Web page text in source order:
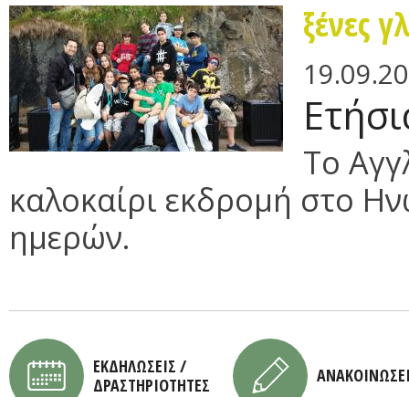
ξένες
Το
καλοκαίρι εκδρομή στο
ημερών.
ΕΚΔΗΛΩΣΕΙΣ /
ΔΡΑΣΤΗΡΙΟΤΗΤΕΣ